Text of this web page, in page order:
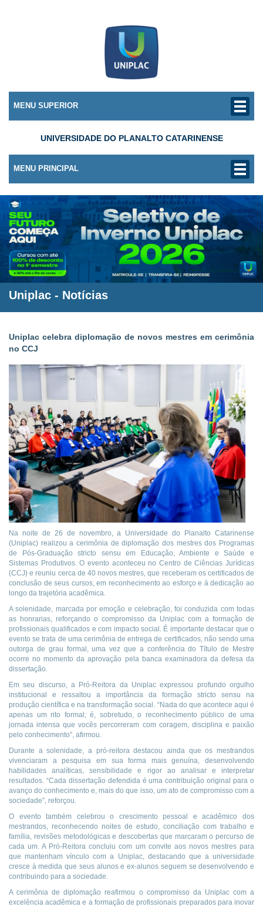
MENU SUPERIOR
UNIVERSIDADE DO PLANALTO CATARINENSE
MENU PRINCIPAL
Uniplac - Notícias
Uniplac celebra diplomação de novos mestres em cerimônia
no CCJ
Na noite de 26 de novembro, a Universidade do Planalto Catarinense
(Uniplac) realizou a cerimônia de diplomação dos mestres dos Programas
de Pós-Graduação stricto sensu em Educação, Ambiente e Saúde e
Sistemas Produtivos. O evento aconteceu no Centro de Ciências Jurídicas
(CCJ) e reuniu cerca de 40 novos mestres, que receberam os certificados de
conclusão de seus cursos, em reconhecimento ao esforço e à dedicação ao
longo da trajetória acadêmica.
A solenidade, marcada por emoção e celebração, foi conduzida com todas
as honrarias, reforçando o compromisso da Uniplac com a formação de
profissionais qualificados e com impacto social. É importante destacar que o
evento se trata de uma cerimônia de entrega de certificados, não sendo uma
outorga de grau formal, uma vez que a conferência do Título de Mestre
ocorre no momento da aprovação pela banca examinadora da defesa da
dissertação.
Em seu discurso, a Pró-Reitora da Uniplac expressou profundo orgulho
institucional e ressaltou a importância da formação stricto sensu na
produção científica e na transformação social. “Nada do que acontece aqui é
apenas um rito formal; é, sobretudo, o reconhecimento público de uma
jornada intensa que vocês percorreram com coragem, disciplina e paixão
pelo conhecimento”, afirmou.
Durante a solenidade, a pró-reitora destacou ainda que os mestrandos
vivenciaram a pesquisa em sua forma mais genuína, desenvolvendo
habilidades analíticas, sensibilidade e rigor ao analisar e interpretar
resultados. “Cada dissertação defendida é uma contribuição original para o
avanço do conhecimento e, mais do que isso, um ato de compromisso com a
sociedade”, reforçou.
O evento também celebrou o crescimento pessoal e acadêmico dos
mestrandos, reconhecendo noites de estudo, conciliação com trabalho e
família, revisões metodológicas e descobertas que marcaram o percurso de
cada um. A Pró-Reitora concluiu com um convite aos novos mestres para
que mantenham vínculo com a Uniplac, destacando que a universidade
cresce à medida que seus alunos e ex-alunos seguem se desenvolvendo e
contribuindo para a sociedade.
A cerimônia de diplomação reafirmou o compromisso da Uniplac com a
excelência acadêmica e a formação de profissionais preparados para inovar